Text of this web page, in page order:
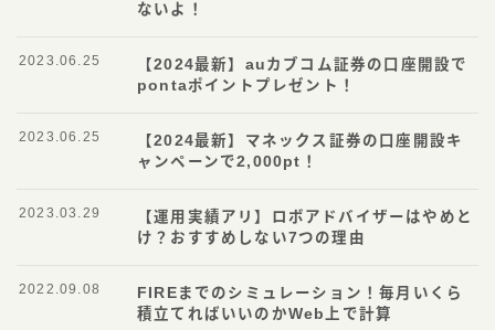
ないよ！
【2024最新】auカブコム証券の口座開設で
pontaポイントプレゼント！
2023.06.25
【2024最新】マネックス証券の口座開設キ
ャンペーンで2,000pt！
2023.06.25
【運用実績アリ】ロボアドバイザーはやめと
け？おすすめしない7つの理由
2023.03.29
FIREまでのシミュレーション！毎月いくら
積立てればいいのかWeb上で計算
2022.09.08